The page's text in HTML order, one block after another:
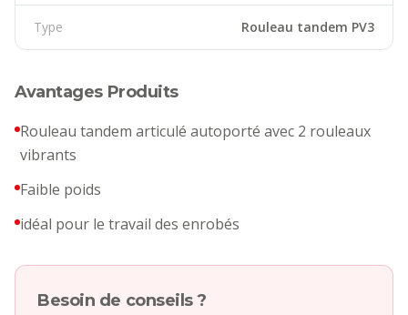
Type Rouleau tandem PV3
Avantages Produits
Rouleau tandem articulé autoporté avec 2 rouleaux
vibrants
Faible poids
idéal pour le travail des enrobés
Besoin de conseils ?